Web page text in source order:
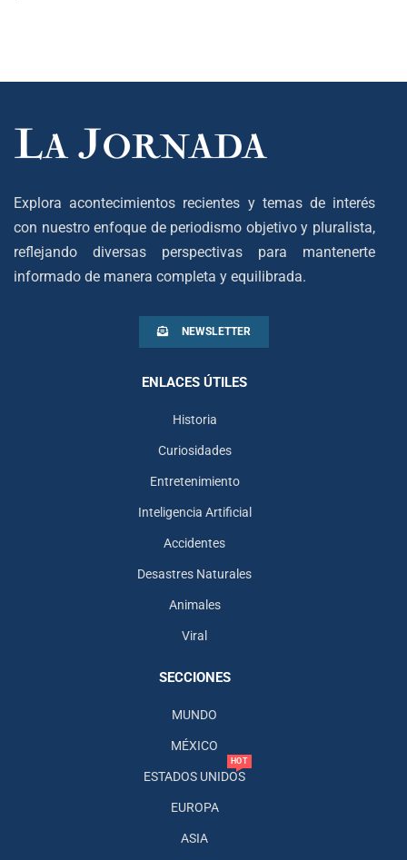
Explora acontecimientos recientes y temas de interés
con nuestro enfoque de periodismo objetivo y pluralista,
reflejando diversas perspectivas para mantenerte
informado de manera completa y equilibrada.
NEWSLETTER
ENLACES ÚTILES
Historia
Curiosidades
Entretenimiento
Inteligencia Artificial
Accidentes
Desastres Naturales
Animales
Viral
SECCIONES
MUNDO
MÉXICO
ESTADOS UNIDOS
HOT
EUROPA
ASIA